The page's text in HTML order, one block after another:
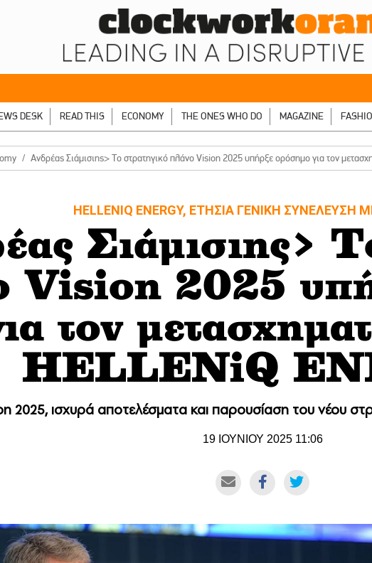
DESK READ THIS ECONOMY THE ONES WHO DO MAGAZINE
Ανδρέας Σιάμισιης> Tο στρατηγικό πλάνο Vision 2025 υπήρξε ορόσημο για τον
HELLENIQ ENERGY, ΕΤΗΣΙΑ ΓΕΝΙΚΗ ΣΥΝΕΛΕΥΣΗ
Σιάμισιης>
Vision 2025
τον
HELLENiQ
ισχυρά αποτελέσματα και παρουσίαση του νέου
19 ΙΟΥΝΙΟΥ 2025 11:06